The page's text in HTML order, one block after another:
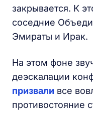
закрывается. К
соседние
Эмираты и Ирак.
На этом фоне
деэскалации
призвали все
противостояние